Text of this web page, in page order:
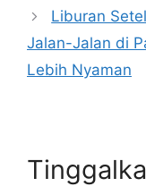
Liburan
Jalan-Jalan di
Lebih Nyaman